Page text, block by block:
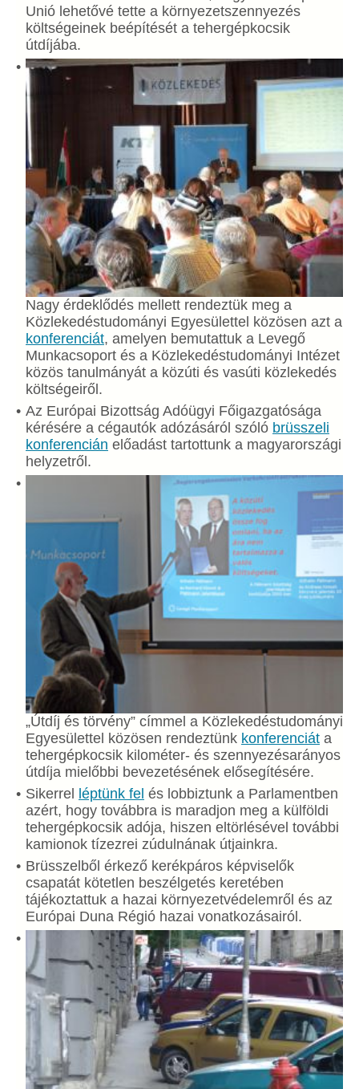
Unió lehetővé tette a környezetszennyezés
költségeinek beépítését a tehergépkocsik
útdíjába.
Nagy érdeklődés mellett rendeztük meg a
Közlekedéstudományi Egyesülettel közösen azt a
konferenciát, amelyen bemutattuk a Levegő
Munkacsoport és a Közlekedéstudományi Intézet
közös tanulmányát a közúti és vasúti közlekedés
költségeiről.
Az Európai Bizottság Adóügyi Főigazgatósága
kérésére a cégautók adózásáról szóló brüsszeli
konferencián előadást tartottunk a magyarországi
helyzetről.
„Útdíj és törvény” címmel a Közlekedéstudományi
Egyesülettel közösen rendeztünk konferenciát a
tehergépkocsik kilométer- és szennyezésarányos
útdíja mielőbbi bevezetésének elősegítésére.
Sikerrel
léptünk fel és lobbiztunk a Parlamentben
azért, hogy továbbra is maradjon meg a külföldi
tehergépkocsik adója, hiszen eltörlésével további
kamionok tízezrei zúdulnának útjainkra.
Brüsszelből érkező kerékpáros képviselők
csapatát kötetlen beszélgetés keretében
tájékoztattuk a hazai környezetvédelemről és az
Európai Duna Régió hazai vonatkozásairól.